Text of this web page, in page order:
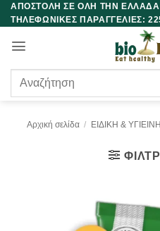
Μετάβαση
στο
περιεχόμενο
ΑΠΟΣΤΟΛΗ ΣΕ ΟΛΗ ΤΗΝ ΕΛΛΑΔΑ
ΤΗΛΕΦΩΝΙΚΕΣ ΠΑΡΑΓΓΕΛΙΕΣ:
Αναζήτηση
Αρχική σελίδα / ΕΙΔΙΚΗ &